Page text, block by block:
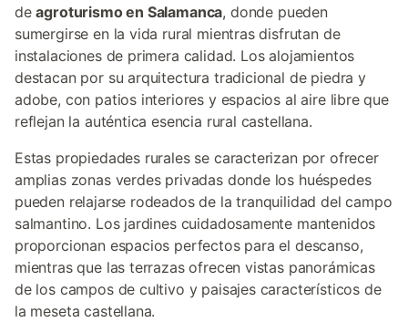
deagroturismo en Salamanca, donde pueden
sumergirse en la vida rural mientras disfrutan de
instalaciones de primera calidad. Los alojamientos
destacan por su arquitectura tradicional de piedra y
adobe, con patios interiores y espacios al aire libre que
reflejan la auténtica esencia rural castellana.
Estas propiedades rurales se caracterizan por ofrecer
amplias zonas verdes privadas donde los huéspedes
pueden relajarse rodeados de la tranquilidad del campo
salmantino. Los jardines cuidadosamente mantenidos
proporcionan espacios perfectos para el descanso,
mientras que las terrazas ofrecen vistas panorámicas
de los campos de cultivo y paisajes característicos de
la meseta castellana.